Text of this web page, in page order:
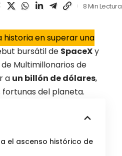
8 Min Lectura
en superar una
bursátil de SpaceXy
Multimillonarios de
a un billón de dólares,
fortunas del planeta.
el ascenso histórico de